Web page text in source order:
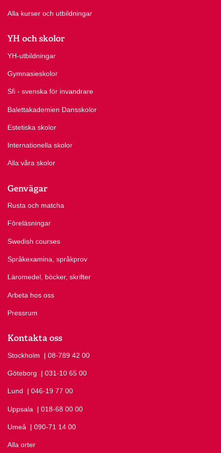
Alla kurser och utbildningar
YH och skolor
YH-utbildningar
Gymnasieskolor
Sfi - svenska för invandrare
Balettakademien Dansskolor
Estetiska skolor
Internationella skolor
Alla våra skolor
Genvägar
Rusta och matcha
Föreläsningar
Swedish courses
Språkexamina, språkprov
Läromedel, böcker, skrifter
Arbeta hos oss
Pressrum
Kontakta oss
Stockholm Ring Stockholm på
| 08-789 42 00
Göteborg Ring Göteborg på
| 031-10 65 00
Lund Ring Lund på
| 046-19 77 00
Uppsala Ring Uppsala på
| 018-68 00 00
Umeå Ring Umeå på
| 090-71 14 00
Alla orter